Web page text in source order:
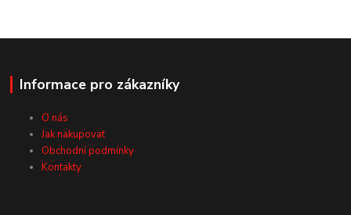
Informace pro zákazníky
O nás
Jak nakupovat
Obchodní podmínky
Kontakty